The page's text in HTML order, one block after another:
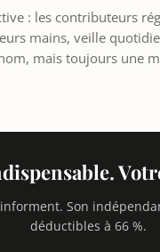
: les contributeurs
mains, veille
mais toujours une
Son
déductibles à 66 %.